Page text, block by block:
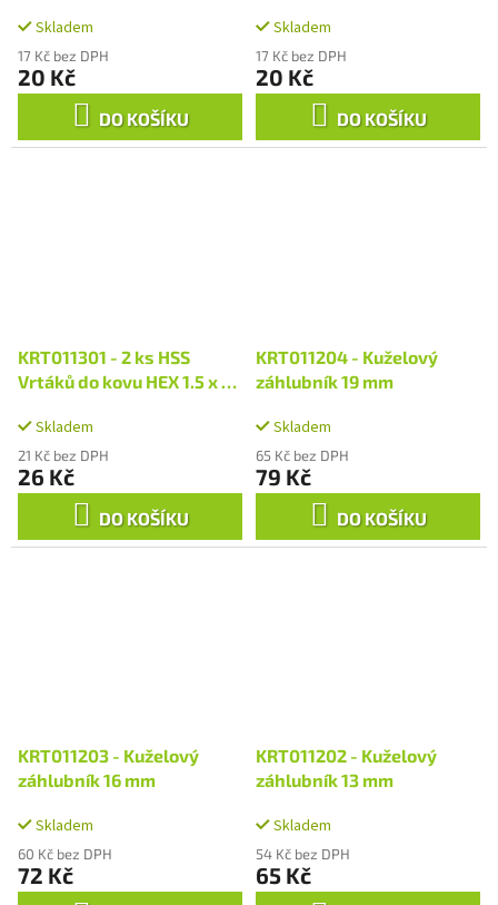
Skladem
17 Kč bez DPH
20 Kč
DO KOŠÍKU
Skladem
17 Kč bez DPH
20 Kč
DO KOŠÍKU
KRT011301 - 2 ks HSS
Vrtáků do kovu HEX 1.5 x 61
Skladem
21 Kč bez DPH
26 Kč
DO KOŠÍKU
KRT011204 - Kuželový
záhlubník 19 mm
Skladem
65 Kč bez DPH
79 Kč
DO KOŠÍKU
KRT011203 - Kuželový
záhlubník 16 mm
Skladem
60 Kč bez DPH
72 Kč
KRT011202 - Kuželový
záhlubník 13 mm
Skladem
54 Kč bez DPH
65 Kč